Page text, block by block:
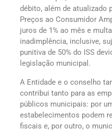
débito, além de atualizado
Preços ao Consumidor
juros de 1% ao mês e
inadimplência, inclusive,
punitiva de 50% do ISS
legislação municipal.
A Entidade e o conselho
contribui tanto para as
públicos municipais: por
estabelecimentos podem
fiscais e, por outro, o